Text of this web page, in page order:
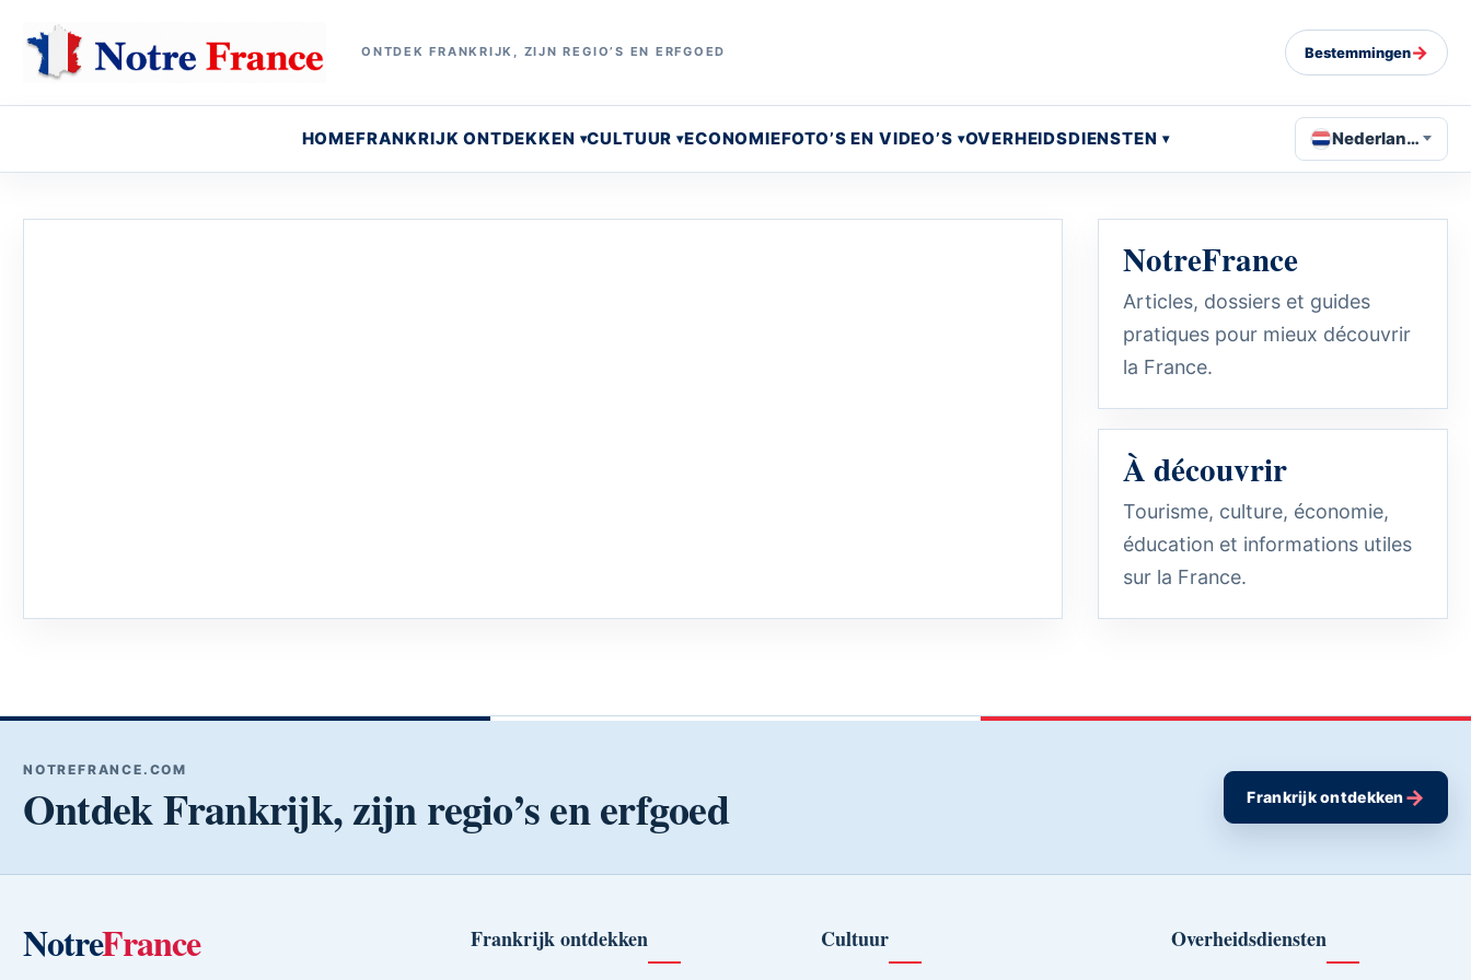
ONTDEK FRANKRIJK, ZIJN REGIO’S EN ERFGOED Bestemmingen→
HOMEFRANKRIJK ONTDEKKEN CULTUUR ECONOMIEFOTO’S EN VIDEO’S OVERHEIDSDIENSTEN Nederlands
NotreFrance
Articles, dossiers et guides
pratiques pour mieux découvrir
la France.
À découvrir
Tourisme, culture, économie,
éducation et informations utiles
sur la France.
NOTREFRANCE.COM
Ontdek Frankrijk, zijn regio’s en erfgoed Frankrijk ontdekken→
NotreFrance Frankrijk ontdekken Cultuur Overheidsdiensten